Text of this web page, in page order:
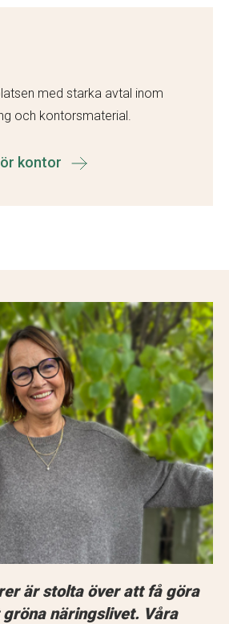
med starka avtal inom
och kontorsmaterial.
kontor
är stolta över att få göra
näringslivet. Våra